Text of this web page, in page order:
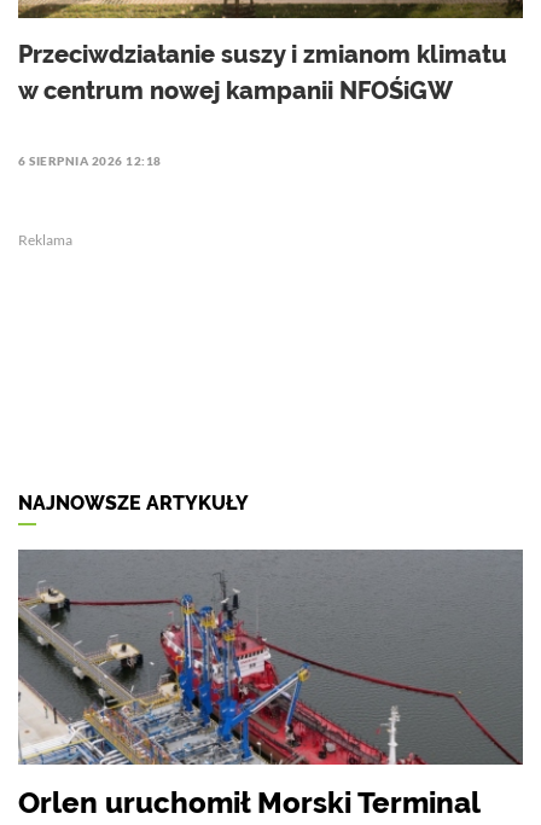
Przeciwdziałanie suszy i zmianom klimatu
w centrum nowej kampanii NFOŚiGW
6 SIERPNIA 2026 12:18
Reklama
NAJNOWSZE ARTYKUŁY
Orlen uruchomił Morski Terminal